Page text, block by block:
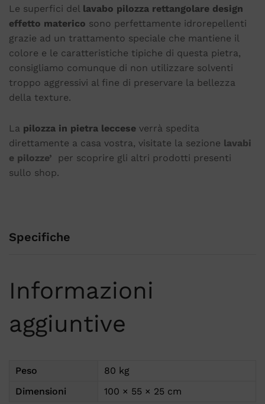
Le superfici del lavabo pilozza rettangolare design
effetto materico sono perfettamente idrorepellenti
grazie ad un trattamento speciale che mantiene il
colore e le caratteristiche tipiche di questa pietra,
consigliamo comunque di non utilizzare solventi
troppo aggressivi al fine di preservare la bellezza
della texture.
La pilozza in pietra leccese verrà spedita
direttamente a casa vostra, visitate la sezione lavabi
e pilozze’
per scoprire gli altri prodotti presenti
sullo shop.
Specifiche
Informazioni
aggiuntive
Peso
80 kg
Dimensioni
100 × 55 × 25 cm